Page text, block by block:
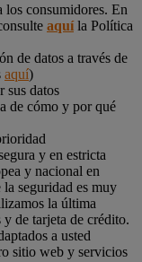
consumidores. En
aquíla Política
de datos a través de
aquí)
sus datos
de cómo y por qué
y en estricta
y nacional en
la seguridad es muy
la última
y de tarjeta de crédito.
a usted
sitio web y servicios